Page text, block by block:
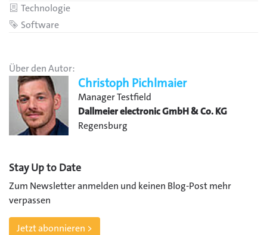
Kategorie
Technologie
Schlagwort
Software
Über den Autor:
Christoph Pichlmaier
Manager Testfield
Dallmeier electronic GmbH & Co. KG
Regensburg
Stay Up to Date
Zum Newsletter anmelden und keinen Blog-Post mehr
verpassen
Jetzt abonnieren >